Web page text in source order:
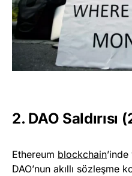
2. DAO Saldırısı
Ethereum blockchain
DAO’nun akıllı sözleşme